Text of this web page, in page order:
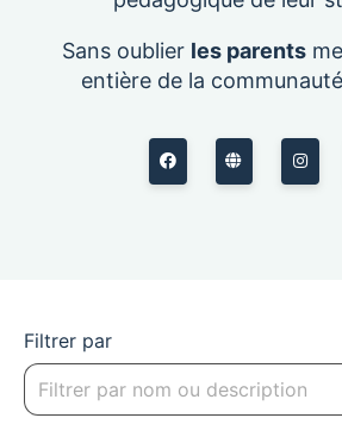
Sans oublier les parents
entière de la
Filtrer par